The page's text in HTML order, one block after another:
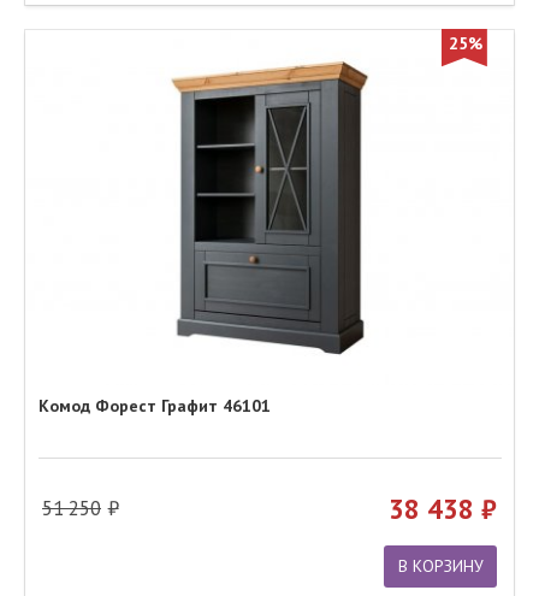
25%
Комод Форест Графит 46101
51 250 38 438
В КОРЗИНУ